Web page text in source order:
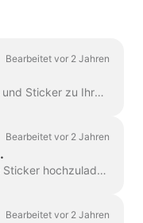
Bearbeitet vor 2 Jahren
In Wave.video können Sie GIFs und Sticker zu Ihren Videos hinzufügen. Auf diese Weise können Sie Ihre Videos noch ansprechender, individueller und attraktiver für Ihr Publikum gestalten. P...
Bearbeitet vor 2 Jahren
Ja, das können Sie! Um eigene Sticker hochzuladen, gehen Sie im linken Menü auf den Schritt "Overlays & Sticker" und klicken Sie auf den Reiter "Medien" -> "Uploads"...
Bearbeitet vor 2 Jahren